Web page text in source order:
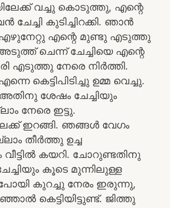
വച്ചു കൊടുത്തു, എന്റെ
കുടിച്ചിറക്കി. ഞാൻ
എന്റെ മുണ്ടു എടുത്തു
ചെന്ന് ചേച്ചിയെ എന്റെ
എടുത്തു നേരെ നിർത്തി.
കെട്ടിപിടിച്ചു ഉമ്മ വെച്ചു.
അതിനു ശേഷം ചേച്ചിയും
നേരെ ഇട്ടു.
ഇറങ്ങി. ഞങ്ങൾ വേഗം
തീർത്തു ഉച്ച
കയറി. ചോറുണ്ടതിനു
കൂടെ മുന്നിലുള്ള
പോയി കുറച്ചു നേരം ഇരുന്നു,
കെട്ടിയിട്ടുണ്ട്. ജിത്തു